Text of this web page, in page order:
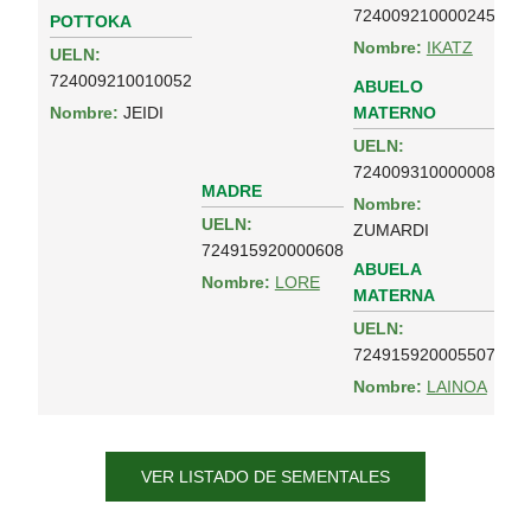
POTTOKA
UELN:
724009210010052
Nombre: JEIDI
724009210000245
Nombre: IKATZ
MADRE
UELN:
724915920000608
Nombre: LORE
ABUELO
MATERNO
UELN:
724009310000008
Nombre:
ZUMARDI
ABUELA
MATERNA
UELN:
724915920005507
Nombre: LAINOA
VER LISTADO DE SEMENTALES